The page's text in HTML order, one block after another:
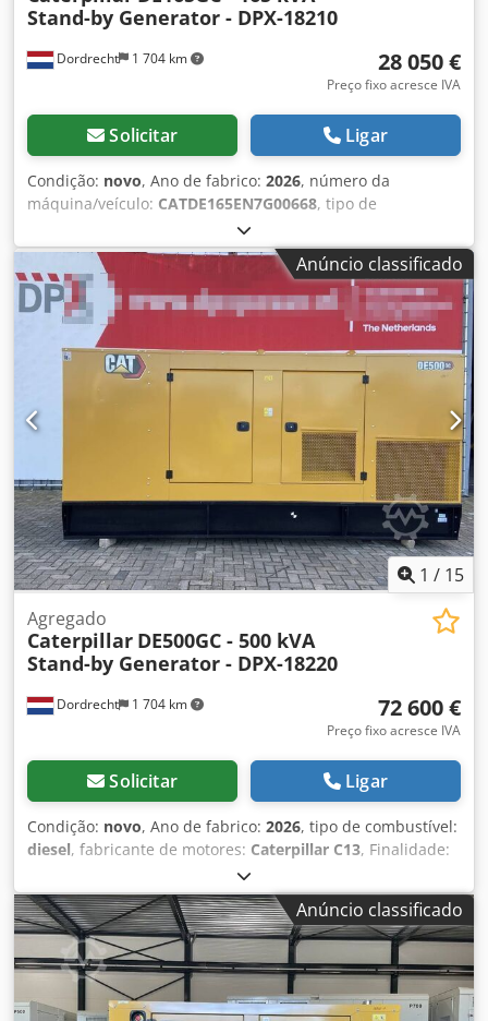
Dordrecht 1 704 km
Stand-by Generator - DPX-18210
28 050 €
Preço fixo acresce IVA
Solicitar Ligar
Condição: novo, Ano de fabrico: 2026, número da
máquina/veículo: CATDE165EN7G00668, tipo de
, fabricante de motores:
C7.1, Uso pretendido: construção civil Peso vazio: 1.926 kg
Potência do gerador: 165 kVA Dimensões do
compartimento de carga: 334 x 117 x 175 cm Certificação
CE: sim Volume do tanque de água: 325 l Entre em contato
com a equipe DPX para mais informações. Dedpfx
Amewrwk Dj Tjwa = Mais opções e acessórios = - Bateria -
Painel de controle - Teto de aço - Tanque
Anúncio classificado
1 / 15
Dordrecht 1 704 km
Agregado
Caterpillar DE500GC - 500 kVA
Stand-by Generator - DPX-18220
72 600 €
Preço fixo acresce IVA
Solicitar Ligar
Condição: novo, Ano de fabrico: 2026, tipo de combustível:
diesel, fabricante de motores: Caterpillar C13, Finalidade:
Construção civil Peso vazio: 2.924 kg Potência do gerador:
500 kVA Dimensões do compartimento de carga: 310 x 134
x 217 cm Marca CE: sim Nível de emissões: Stage II / Tier II
Condições de entrega: EXW Volume do tanque de água:
721 l Dwsdpfxoxvk Hke Am Tja Entre em contato com a
equipe DPX para mais informações. = Outras opções e
acessórios = - Bateria - Painel de controle - Teto de aço -
Anúncio classificado